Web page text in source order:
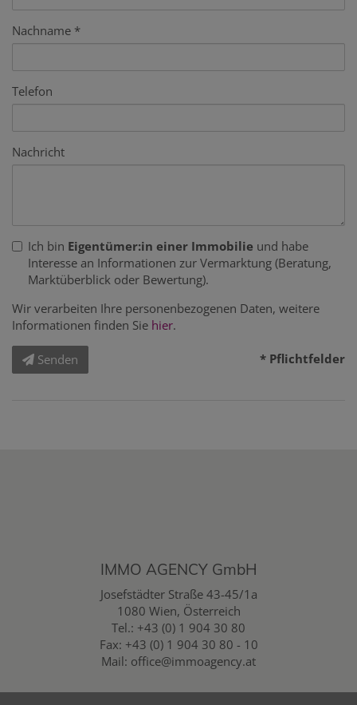
Nachname
Telefon
Nachricht
Ich bin Eigentümer:in einer Immobilie und habe
Interesse an Informationen zur Vermarktung (Beratung,
Marktüberblick oder Bewertung).
Wir verarbeiten Ihre personenbezogenen Daten, weitere
Informationen finden Sie hier.
Senden * Pflichtfelder
IMMO AGENCY GmbH
Josefstädter Straße 43-45/1a
1080 Wien, Österreich
Tel.: +43 (0) 1 904 30 80
Fax: +43 (0) 1 904 30 80 - 10
Mail: office@immoagency.at